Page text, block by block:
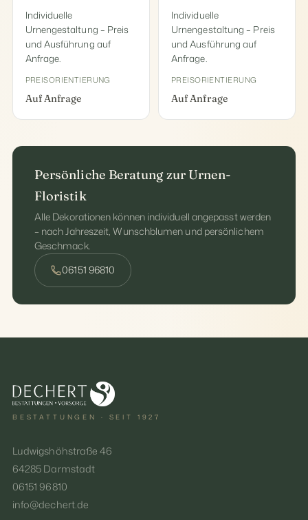
Individuelle
Urnengestaltung – Preis
und Ausführung auf
Anfrage.
PREISORIENTIERUNG
Auf Anfrage
Individuelle
Urnengestaltung – Preis
und Ausführung auf
Anfrage.
PREISORIENTIERUNG
Auf Anfrage
Persönliche Beratung zur Urnen-
Floristik
Alle Dekorationen können individuell angepasst werden
– nach Jahreszeit, Wunschblumen und persönlichem
Geschmack.
06151 96810
BESTATTUNGEN · SEIT 1927
Ludwigshöhstraße 46
64285 Darmstadt
06151 96810
info@dechert.de